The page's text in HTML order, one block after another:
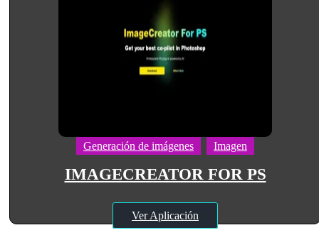
Generación de imágenes Imagen
IMAGECREATOR FOR PS
Ver Aplicación